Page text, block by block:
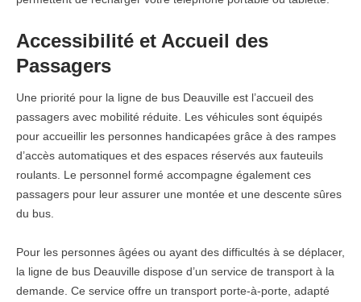
Accessibilité et Accueil des
Passagers
Une priorité pour la ligne de bus Deauville est l’accueil des
passagers avec mobilité réduite. Les véhicules sont équipés
pour accueillir les personnes handicapées grâce à des rampes
d’accès automatiques et des espaces réservés aux fauteuils
roulants. Le personnel formé accompagne également ces
passagers pour leur assurer une montée et une descente sûres
du bus.
Pour les personnes âgées ou ayant des difficultés à se déplacer,
la ligne de bus Deauville dispose d’un service de transport à la
demande. Ce service offre un transport porte-à-porte, adapté